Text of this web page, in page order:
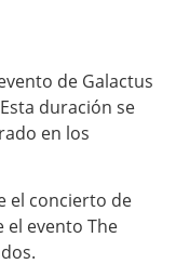
de Galactus
duración se
en los
el concierto de
el evento The